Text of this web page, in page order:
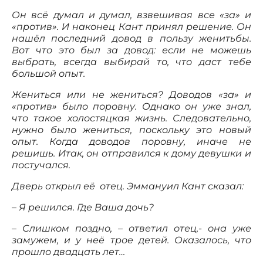
Он всё думал и думал, взвешивая все «за» и
«против». И наконец Кант принял решение. Он
нашёл последний довод в пользу женитьбы.
Вот что это был за довод: если не можешь
выбрать, всегда выбирай то, что даст тебе
большой опыт.
Жениться или не жениться? Доводов «за» и
«против» было поровну. Однако он уже знал,
что такое холостяцкая жизнь. Следовательно,
нужно было жениться, поскольку это новый
опыт. Когда доводов поровну, иначе не
решишь. Итак, он отправился к дому девушки и
постучался.
Дверь открыл её отец. Эммануил Кант сказал:
– Я решился. Где Ваша дочь?
– Слишком поздно, – ответил отец,- она уже
замужем, и у неё трое детей. Оказалось, что
прошло двадцать лет…